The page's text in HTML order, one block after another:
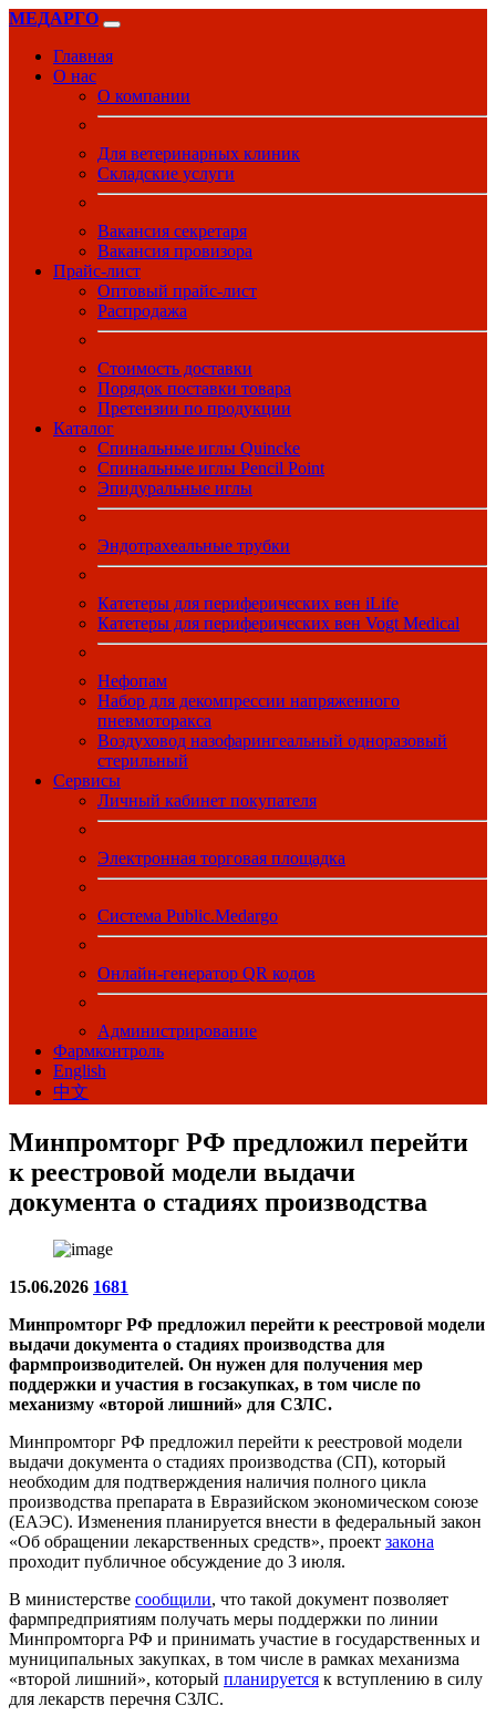
МЕДАРГО
Главная
О нас
О компании
Для ветеринарных клиник
Складские услуги
Вакансия секретаря
Вакансия провизора
Прайс-лист
Оптовый прайс-лист
Распродажа
Стоимость доставки
Порядок поставки товара
Претензии по продукции
Каталог
Спинальные иглы Quincke
Спинальные иглы Pencil Point
Эпидуральные иглы
Эндотрахеальные трубки
Катетеры для периферических вен iLife
Катетеры для периферических вен Vogt Medical
Нефопам
Набор для декомпрессии напряженного
пневмоторакса
Воздуховод назофарингеальный одноразовый
стерильный
Сервисы
Личный кабинет покупателя
Электронная торговая площадка
Система Public.Medargo
Онлайн-генератор QR кодов
Администрирование
Фармконтроль
English
中文
Минпромторг РФ предложил перейти
к реестровой модели выдачи
документа о стадиях производства
15.06.2026 1681
Минпромторг РФ предложил перейти к реестровой модели
выдачи документа о стадиях производства для
фармпроизводителей. Он нужен для получения мер
поддержки и участия в госзакупках, в том числе по
механизму «второй лишний» для СЗЛС.
Минпромторг РФ предложил перейти к реестровой модели
выдачи документа о стадиях производства (СП), который
необходим для подтверждения наличия полного цикла
производства препарата в Евразийском экономическом союзе
(ЕАЭС). Изменения планируется внести в федеральный закон
«Об обращении лекарственных средств», проект закона
проходит публичное обсуждение до 3 июля.
В министерстве сообщили, что такой документ позволяет
фармпредприятиям получать меры поддержки по линии
Минпромторга РФ и принимать участие в государственных и
муниципальных закупках, в том числе в рамках механизма
«второй лишний», который планируется к вступлению в силу
для лекарств перечня СЗЛС.